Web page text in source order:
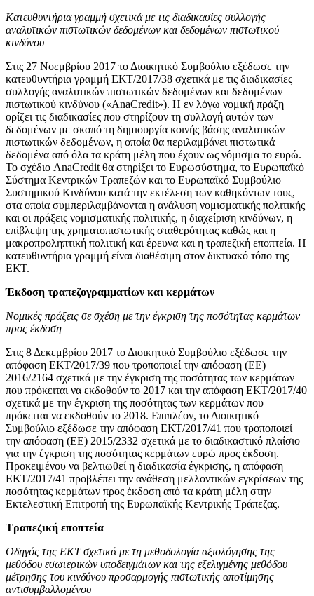
Κατευθυντήρια γραμμή σχετικά με τις διαδικασίες συλλογής
αναλυτικών πιστωτικών δεδομένων και δεδομένων πιστωτικού
κινδύνου
Στις 27 Νοεμβρίου 2017 το Διοικητικό Συμβούλιο εξέδωσε την
κατευθυντήρια γραμμή ΕΚΤ/2017/38 σχετικά με τις διαδικασίες
συλλογής αναλυτικών πιστωτικών δεδομένων και δεδομένων
πιστωτικού κινδύνου («AnaCredit»). Η εν λόγω νομική πράξη
ορίζει τις διαδικασίες που στηρίζουν τη συλλογή αυτών των
δεδομένων με σκοπό τη δημιουργία κοινής βάσης αναλυτικών
πιστωτικών δεδομένων, η οποία θα περιλαμβάνει πιστωτικά
δεδομένα από όλα τα κράτη μέλη που έχουν ως νόμισμα το ευρώ.
Το σχέδιο AnaCredit θα στηρίξει το Ευρωσύστημα, το Ευρωπαϊκό
Σύστημα Κεντρικών Τραπεζών και το Ευρωπαϊκό Συμβούλιο
Συστημικού Κινδύνου κατά την εκτέλεση των καθηκόντων τους,
στα οποία συμπεριλαμβάνονται η ανάλυση νομισματικής πολιτικής
και οι πράξεις νομισματικής πολιτικής, η διαχείριση κινδύνων, η
επίβλεψη της χρηματοπιστωτικής σταθερότητας καθώς και η
μακροπροληπτική πολιτική και έρευνα και η τραπεζική εποπτεία. Η
κατευθυντήρια γραμμή είναι διαθέσιμη στον δικτυακό τόπο της
ΕΚΤ.
Έκδοση τραπεζογραμματίων και κερμάτων
Νομικές πράξεις σε σχέση με την έγκριση της ποσότητας κερμάτων
προς έκδοση
Στις 8 Δεκεμβρίου 2017 το Διοικητικό Συμβούλιο εξέδωσε την
απόφαση ΕΚΤ/2017/39 που τροποποιεί την απόφαση (ΕΕ)
2016/2164 σχετικά με την έγκριση της ποσότητας των κερμάτων
που πρόκειται να εκδοθούν το 2017 και την απόφαση ΕΚΤ/2017/40
σχετικά με την έγκριση της ποσότητας των κερμάτων που
πρόκειται να εκδοθούν το 2018. Επιπλέον, το Διοικητικό
Συμβούλιο εξέδωσε την απόφαση ΕΚΤ/2017/41 που τροποποιεί
την απόφαση (ΕΕ) 2015/2332 σχετικά με το διαδικαστικό πλαίσιο
για την έγκριση της ποσότητας κερμάτων ευρώ προς έκδοση.
Προκειμένου να βελτιωθεί η διαδικασία έγκρισης, η απόφαση
ΕΚΤ/2017/41 προβλέπει την ανάθεση μελλοντικών εγκρίσεων της
ποσότητας κερμάτων προς έκδοση από τα κράτη μέλη στην
Εκτελεστική Επιτροπή της Ευρωπαϊκής Κεντρικής Τράπεζας.
Τραπεζική εποπτεία
Οδηγός της ΕΚΤ σχετικά με τη μεθοδολογία αξιολόγησης της
μεθόδου εσωτερικών υποδειγμάτων και της εξελιγμένης μεθόδου
μέτρησης του κινδύνου προσαρμογής πιστωτικής αποτίμησης
αντισυμβαλλομένου